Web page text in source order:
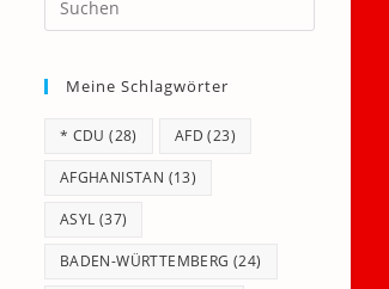
Escape
Meine Schlagwörter
* CDU (28) AFD (23)
AFGHANISTAN (13)
ASYL (37)
BADEN-WÜRTTEMBERG (24)